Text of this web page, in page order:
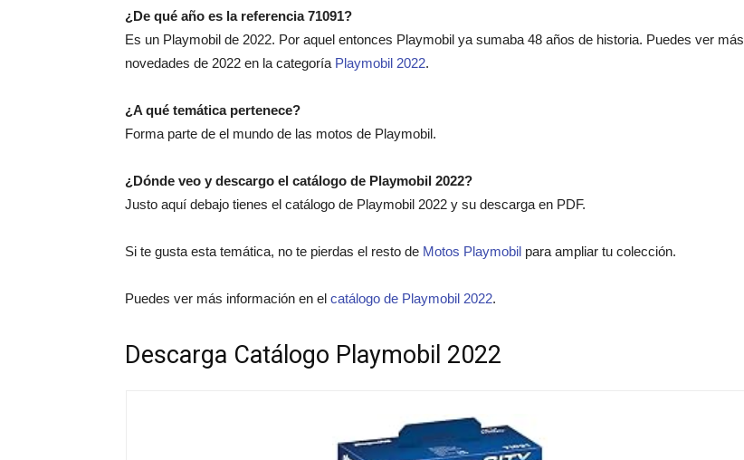
¿De qué año es la referencia 71091?
Es un Playmobil de 2022. Por aquel entonces Playmobil ya sumaba 48 años de historia. Puedes ver más
novedades de 2022 en la categoría Playmobil 2022.
¿A qué temática pertenece?
Forma parte de el mundo de las motos de Playmobil.
¿Dónde veo y descargo el catálogo de Playmobil 2022?
Justo aquí debajo tienes el catálogo de Playmobil 2022 y su descarga en PDF.
Si te gusta esta temática, no te pierdas el resto de Motos Playmobil para ampliar tu colección.
Puedes ver más información en el catálogo de Playmobil 2022.
Descarga Catálogo Playmobil 2022